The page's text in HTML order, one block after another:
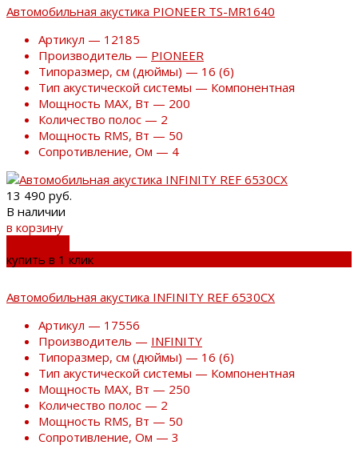
Автомобильная акустика PIONEER TS-MR1640
Артикул — 12185
Производитель — PIONEER
Типоразмер, см (дюймы) — 16 (6)
Тип акустической системы — Компонентная
Мощность MAX, Вт — 200
Количество полос — 2
Мощность RMS, Вт — 50
Сопротивление, Ом — 4
13 490 руб.
В наличии
в корзину
купить в 1 клик
Автомобильная акустика INFINITY REF 6530CX
Артикул — 17556
Производитель — INFINITY
Типоразмер, см (дюймы) — 16 (6)
Тип акустической системы — Компонентная
Мощность MAX, Вт — 250
Количество полос — 2
Мощность RMS, Вт — 50
Сопротивление, Ом — 3